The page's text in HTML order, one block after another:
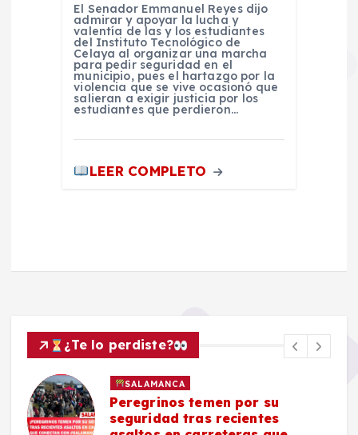
El Senador Emmanuel Reyes dijo
admirar y apoyar la lucha y
valentía de las y los estudiantes
del Instituto Tecnológico de
Celaya al organizar una marcha
para pedir seguridad en el
municipio, pues el hartazgo por la
violencia que se vive ocasionó que
salieran a exigir justicia por los
estudiantes que perdieron…
LEER COMPLETO
¿Te lo perdiste?
SALAMANCA
Peregrinos temen por su
seguridad tras recientes